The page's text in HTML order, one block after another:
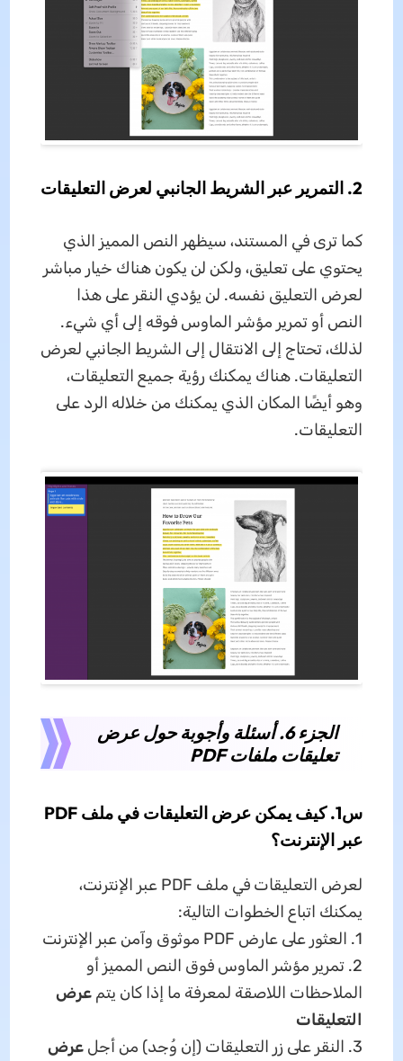
2. التمرير عبر الشريط الجانبي لعرض التعليقات
كما ترى في المستند، سيظهر النص المميز الذي
يحتوي على تعليق، ولكن لن يكون هناك خيار مباشر
لعرض التعليق نفسه. لن يؤدي النقر على هذا
النص أو تمرير مؤشر الماوس فوقه إلى أي شيء.
لذلك، تحتاج إلى الانتقال إلى الشريط الجانبي لعرض
التعليقات. هناك يمكنك رؤية جميع التعليقات،
وهو أيضًا المكان الذي يمكنك من خلاله الرد على
التعليقات.
الجزء 6. أسئلة وأجوبة حول عرض
تعليقات ملفات PDF
س1. كيف يمكن عرض التعليقات في ملف PDF
عبر الإنترنت؟
لعرض التعليقات في ملف PDF عبر الإنترنت،
يمكنك اتباع الخطوات التالية:
1. العثور على عارض PDF موثوق وآمن عبر الإنترنت
2. تمرير مؤشر الماوس فوق النص المميز أو
الملاحظات اللاصقة لمعرفة ما إذا كان يتم عرض
التعليقات
3. النقر على زر التعليقات (إن وُجد) من أجل
عرض